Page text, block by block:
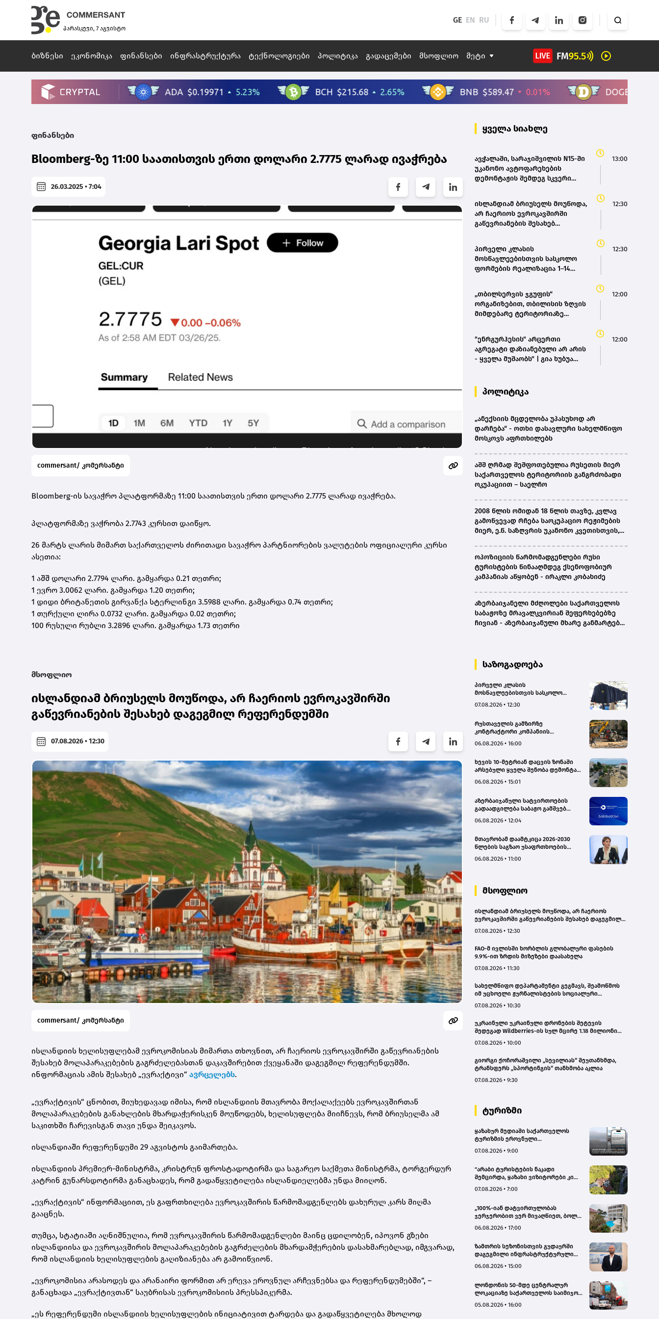
პარასკევი, 7 აგვისტო
GE EN RU
ბიზნესი ეკონომიკა ფინანსები ინფრასტრუქტურა ტექნოლოგიები პოლიტიკა გადაცემები მსოფლიო მეტი
ფინანსები
Bloomberg-ზე 11:00 საათისთვის ერთი დოლარი 2.7775 ლარად ივაჭრება
26.03.2025 • 7:04
commersant/ კომერსანტი
Bloomberg-ის სავაჭრო პლატფორმაზე 11:00 საათისთვის ერთი დოლარი 2.7775 ლარად ივაჭრება.
პლატფორმაზე ვაჭრობა 2.7743 კურსით დაიწყო.
26 მარტს ლარის მიმართ საქართველოს ძირითადი სავაჭრო პარტნიორების ვალუტების ოფიციალური კურსი
ასეთია:
1 აშშ დოლარი 2.7794 ლარი. გამყარდა 0.21 თეთრი;
1 ევრო 3.0062 ლარი. გამყარდა 1.20 თეთრი;
1 დიდი ბრიტანეთის გირვანქა სტერლინგი 3.5988 ლარი. გამყარდა 0.74 თეთრი;
1 თურქული ლირა 0.0732 ლარი. გამყარდა 0.02 თეთრი;
100 რუსული რუბლი 3.2896 ლარი. გამყარდა 1.73 თეთრი
მსოფლიო
ისლანდიამ ბრიუსელს მოუწოდა, არ ჩაერიოს ევროკავშირში
გაწევრიანების შესახებ დაგეგმილ რეფერენდუმში
07.08.2026 • 12:30
commersant/ კომერსანტი
ისლანდიის ხელისუფლებამ ევროკომისიას მიმართა თხოვნით, არ ჩაერიოს ევროკავშირში გაწევრიანების
შესახებ მოლაპარაკებების გაგრძელებასთან დაკავშირებით ქვეყანაში დაგეგმილ რეფერენდუმში.
ინფორმაციას ამის შესახებ „ევრაქტივი“ ავრცელებს.
„ევრაქტივის“ ცნობით, მიუხედავად იმისა, რომ ისლანდიის მთავრობა მოქალაქეებს ევროკავშირთან
მოლაპარაკებების განახლების მხარდაჭერისკენ მოუწოდებს, ხელისუფლება მიიჩნევს, რომ ბრიუსელმა ამ
საკითხში ჩარევისგან თავი უნდა შეიკავოს.
ისლანდიაში რეფერენდუმი 29 აგვისტოს გაიმართება.
ისლანდიის პრემიერ-მინისტრმა, კრისტრუნ ფროსტადოტირმა და საგარეო საქმეთა მინისტრმა, ტორგერდურ
კატრინ გუნარსდოტირმა განაცხადეს, რომ გადაწყვეტილება ისლანდიელებმა უნდა მიიღონ.
„ევრაქტივის“ ინფორმაციით, ეს გაფრთხილება ევროკავშირის წარმომადგენლებს დახურულ კარს მიღმა
გააცნეს.
თუმცა, სტატიაში აღნიშნულია, რომ ევროკავშირის წარმომადგენლები მაინც ცდილობენ, იპოვონ გზები
ისლანდიისა და ევროკავშირის მოლაპარაკებების გაგრძელების მხარდამჭერების დასახმარებლად, იმგვარად,
რომ ისლანდიის ხელისუფლების გაღიზიანება არ გამოიწვიონ.
„ევროკომისია არასოდეს და არანაირი ფორმით არ ერევა ეროვნულ არჩევნებსა და რეფერენდუმებში“, –
განაცხადა „ევრაქტივთან“ საუბრისას ევროკომისიის პრესსპიკერმა.
„ეს რეფერენდუმი ისლანდიის ხელისუფლების ინიციატივით ტარდება და გადაწყვეტილება მხოლოდ
ყველა სიახლე
ავჭალაში, სარაჯიშვილის N15-ში
უკანონო ავტოფარეხების
დემონტაჟის შემდეგ სკვერი
13:00
ისლანდიამ ბრიუსელს მოუწოდა,
არ ჩაერიოს ევროკავშირში
გაწევრიანების შესახებ
12:30
პირველი კლასის
მოსწავლეებისთვის სასკოლო
ფორმების რეალიზაცია 1–14
12:30
,,თბილსერვის ჯგუფის“
ორგანიზებით, თბილისის ზღვის
მიმდებარე ტერიტორიაზე
12:00
"ენრგურჰესის" არცერთი
აგრეგატი დაზიანებული არ არის
- ყველა მუშაობს" | გია ხუბუა
12:00
პოლიტიკა
„ანექსიის მცდელობა უპასუხოდ არ
დარჩება“ - ოთხი დასავლური სახელმწიფო
მოსკოვს აფრთხილებს
აშშ ღრმად შეშფოთებულია რუსეთის მიერ
საქართველოს ტერიტორიის განგრძობადი
ოკუპაციით – საელჩო
2008 წლის ომიდან 18 წლის თავზე, კვლავ
გამოწვევად რჩება საოკუპაციო რეჟიმების
მიერ, ე.წ. საზღვრის უკანონო კვეთისთვის,
ენაზე განათლების ხელმისაწვდომობა-
სახალხო დამცველი
ოპოზიციის წარმომადგენლები რუსი
ტურისტების წინააღმდეგ ქსენოფობიურ
კამპანიას აწყობენ - ირაკლი კობახიძე
აზერბაიჯანელი მძღოლები საქართველოს
საბაჟოზე მრავალკვირიან შეფერხებებზე
ჩივიან - აზერბაიჯანული მხარე განმარტებას
საზოგადოება
პირველი კლასის
მოსწავლეებისთვის სასკოლო
სექტემბრის პერიოდში
07.08.2026 • 12:30
რუსთაველის გამზირზე
კონტრაქტორი კომპანიის
ახლოს იმოძრავა, რამაც ნიადაგის
გამოიწვია, გადაბრუნდა
ავტომანქანა - თვითმცლელში
იმყოფებოდა მცირეწლოვანი ბავშვი
06.08.2026 • 16:00
ხევის 10-მეტრიან დაცვის ზონაში
არსებული ყველა შენობა დემონტაჟს
06.08.2026 • 15:01
აზერბაიჯანული სატვირთოების
გადაადგილება საბაჟო გამშვებ
მიმდინარეობს- შემოსავლების
06.08.2026 • 12:04
მთავრობამ დაამტკიცა 2026-2030
წლების საგზაო უსაფრთხოების
სამოქმედო გეგმა – თამარ
06.08.2026 • 11:00
მსოფლიო
ისლანდიამ ბრიუსელს მოუწოდა, არ ჩაერიოს
ევროკავშირში გაწევრიანების შესახებ დაგეგმილ
07.08.2026 • 12:30
FAO-მ ივლისში ხორბლის გლობალური ფასების
9.9%-ით ზრდის მიზეზები დაასახელა
07.08.2026 • 11:30
სახელმწიფო დეპარტამენტი გეგმავს, შეამოწმოს
იმ უცხოელი ჟურნალისტების სოციალური
ვიზას ითხოვენ – „როიტერი“
07.08.2026 • 10:30
უკრაინული უკრაინული დრონების შეტევის
შედეგად Wildberries-ის სულ მცირე 1.18 მილიონი
07.08.2026 • 10:00
გიორგი ქოჩორაშვილი „სევილიას“ შეუთანხმდა,
ტრანსფერს „სპორტინგის“ თანხმობა აკლია
07.08.2026 • 9:30
ტურიზმი
ყაზახურ მედიაში საქართველოს
ტურიზმის ეროვნული
კამპანიის ფარგლებში სტატიები
07.08.2026 • 9:00
"არაბი ტურისტების ნაკადი
შემცირდა, ყაზახი ვიზიტორები კი
Hotel
07.08.2026 • 7:00
„100%-იან დატვირთულობას
ჯერჯერობით ვერ მივაღწიეთ, ბოლო
გაუქმდა“ - Kobuleti Beach Club
06.08.2026 • 17:00
ზამთრის სეზონისთვის გუდაურში
დაგეგმილი ინფრასტრუქტურული
გუდაურის ტურისტული
დარსალია
06.08.2026 • 15:00
ლონდონის 50-მდე ცენტრალურ
ლოკაციაზე საქართველოს საიმიჯო
05.08.2026 • 16:00